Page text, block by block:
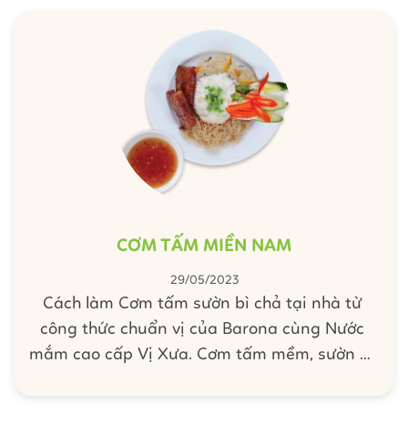
nhé!
CƠM TẤM MIỀN NAM
29/05/2023
Cách làm Cơm tấm sườn bì chả tại nhà từ
công thức chuẩn vị của Barona cùng Nước
mắm cao cấp Vị Xưa. Cơm tấm mềm, sườn bì